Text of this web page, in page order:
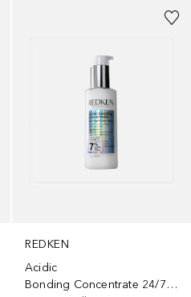
REDKEN
Acidic
Bonding Concentrate 24/7 night & day